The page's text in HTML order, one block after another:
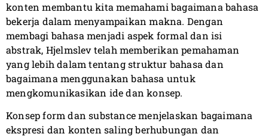
konten membantu kita memahami bagaimana bahasa
bekerja dalam menyampaikan makna. Dengan
membagi bahasa menjadi aspek formal dan isi
abstrak, Hjelmslev telah memberikan pemahaman
yang lebih dalam tentang struktur bahasa dan
bagaimana menggunakan bahasa untuk
mengkomunikasikan ide dan konsep.
Konsep form dan substance menjelaskan bagaimana
ekspresi dan konten saling berhubungan dan